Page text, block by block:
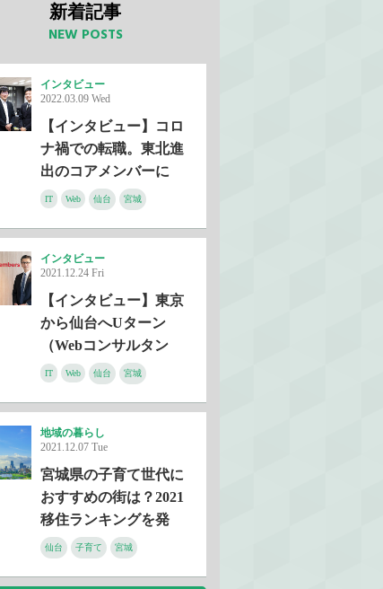
新着記事
NEW POSTS
インタビュー
2022.03.09 Wed
【インタビュー】コロ
ナ禍での転職。東北進
出のコアメンバーに
（ITエンジニア・株式
IT Web 仙台 宮城
インタビュー
2021.12.24 Fri
【インタビュー】東京
から仙台へUターン
（Webコンサルタン
ト・株式会社メンバー
IT Web 仙台 宮城
地域の暮らし
2021.12.07 Tue
宮城県の子育て世代に
おすすめの街は？2021
移住ランキングを発
表！
仙台 子育て 宮城